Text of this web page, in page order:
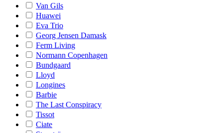
Van Gils
Huawei
Eva Trio
Georg Jensen Damask
Ferm Living
Normann Copenhagen
Bundgaard
Lloyd
Longines
Barbie
The Last Conspiracy
Tissot
Ciate